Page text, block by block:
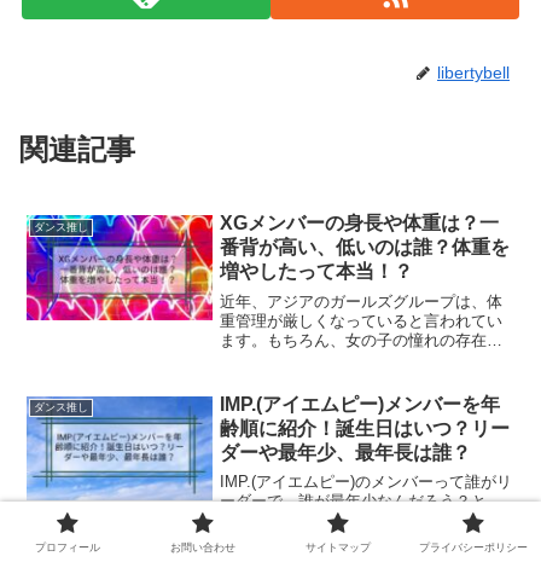
libertybell
関連記事
ダンス推し
XGメンバーの身長や体重は？一
番背が高い、低いのは誰？体重を
増やしたって本当！？
近年、アジアのガールズグループは、体
重管理が厳しくなっていると言われてい
ます。もちろん、女の子の憧れの存在に
よね。特に、韓国では書類審査の時点の
体重で落とされてしまった...
ダンス推し
IMP.(アイエムピー)メンバーを年
齢順に紹介！誕生日はいつ？リー
ダーや最年少、最年長は誰？
IMP.(アイエムピー)のメンバーって誰がリ
ーダーで、誰が最年少なんだろう？と、
気になる方も多いのではないでしょう
か。2023年8月にデビューを果たした
プロフィール お問い合わせ サイトマップ プライバシーポリシー